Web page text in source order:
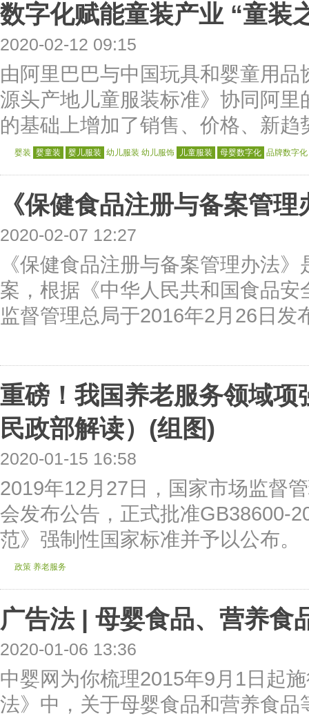
数字化赋能童装产业 “童装
2020-02-12 09:15
由阿里巴巴与中国玩具和婴童用
源头产地儿童服装标准》协同阿
的基础上增加了销售、价格、新
婴装 婴童装 婴儿服装 幼儿服装 幼儿服饰 儿童服装 母婴数字化 品牌数字化
《保健食品注册与备案管
2020-02-07 12:27
《保健食品注册与备案管理办法
案，根据《中华人民共和国食品
监督管理总局于2016年2月26日发
重磅！我国养老服务领域
民政部解读）(组图)
2020-01-15 16:58
2019年12月27日，国家市场监督
会发布公告，正式批准GB38600-
范》强制性国家标准并予以公布。
政策 养老服务
广告法 | 母婴食品、营养食
2020-01-06 13:36
中婴网为你梳理2015年9月1日起
法》中，关于母婴食品和营养食